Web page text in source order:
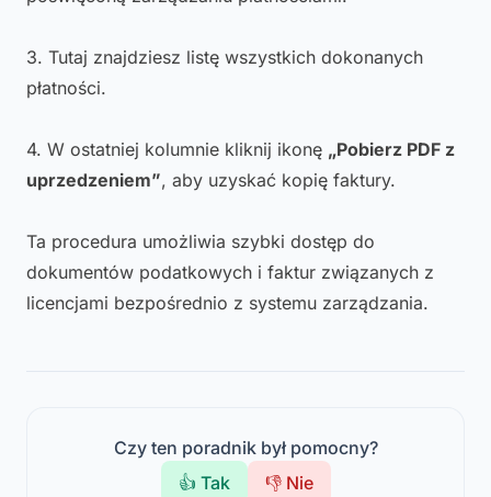
3. Tutaj znajdziesz listę wszystkich dokonanych
płatności.
4. W ostatniej kolumnie kliknij ikonę „Pobierz PDF z
uprzedzeniem”, aby uzyskać kopię faktury.
Ta procedura umożliwia szybki dostęp do
dokumentów podatkowych i faktur związanych z
licencjami bezpośrednio z systemu zarządzania.
Czy ten poradnik był pomocny?
👍 Tak
👎 Nie